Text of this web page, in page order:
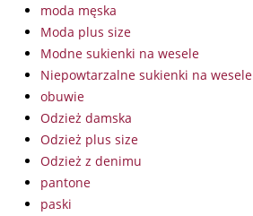
moda męska
Moda plus size
Modne sukienki na wesele
Niepowtarzalne sukienki na wesele
obuwie
Odzież damska
Odzież plus size
Odzież z denimu
pantone
paski